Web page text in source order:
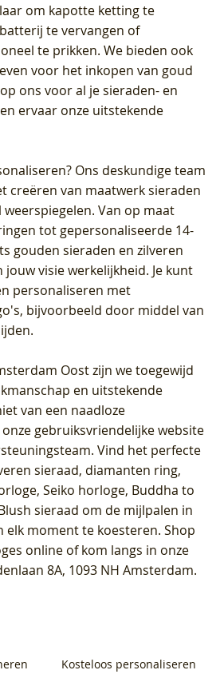
om kapotte ketting te
te vervangen of
te prikken. We bieden ook
voor het inkopen van goud
ons voor al je sieraden- en
ervaar onze uitstekende
? Ons deskundige team
creëren van maatwerk sieraden
Van op maat
tot gepersonaliseerde 14-
gouden sieraden en zilveren
visie werkelijkheid. Je kunt
personaliseren met
bijvoorbeeld door middel van
Oostzijn we toegewijd
en uitstekende
van een naadloze
gebruiksvriendelijke website
Vind het perfecte
sieraad, diamanten ring,
Seiko horloge, Buddha to
sieraad om de mijlpalen in
elk moment te koesteren. Shop
online of kom langs in onze
8A, 1093 NH Amsterdam.
Kosteloos personaliseren